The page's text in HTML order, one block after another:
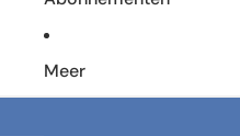
Meer